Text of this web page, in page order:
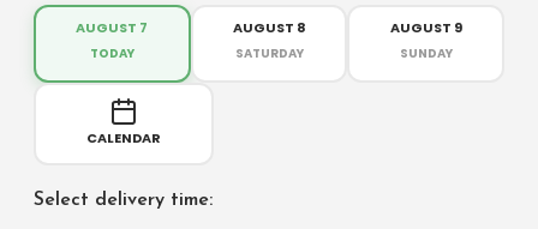
AUGUST 7
TODAY
AUGUST 8
SATURDAY
AUGUST 9
SUNDAY
CALENDAR
Select delivery time: